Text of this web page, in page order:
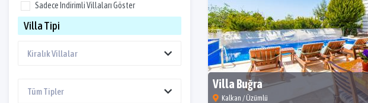
Sadece Indirimli Villaları Göster
Villa Tipi
Villa Buğra
Kalkan / Üzümlü